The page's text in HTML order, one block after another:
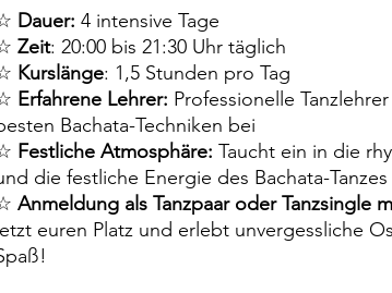
Dauer: 4 intensive Tage
Zeit: 20:00 bis 21:30 Uhr täglich
Kurslänge: 1,5 Stunden pro Tag
Erfahrene Lehrer: Professionelle
Bachata-Techniken bei
Festliche Atmosphäre: Taucht ein in die
die festliche Energie des Bachata-Tanzes
Anmeldung als Tanzpaar oder Tanzsingle
euren Platz und erlebt unvergessliche